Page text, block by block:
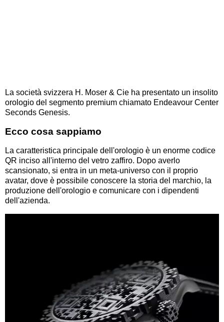
La società svizzera H. Moser & Cie ha presentato un insolito
orologio del segmento premium chiamato Endeavour Center
Seconds Genesis.
Ecco cosa sappiamo
La caratteristica principale dell'orologio è un enorme codice
QR inciso all'interno del vetro zaffiro. Dopo averlo
scansionato, si entra in un meta-universo con il proprio
avatar, dove è possibile conoscere la storia del marchio, la
produzione dell'orologio e comunicare con i dipendenti
dell'azienda.